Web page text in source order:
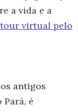
a vida e a
tour virtual pelo
antigos
é